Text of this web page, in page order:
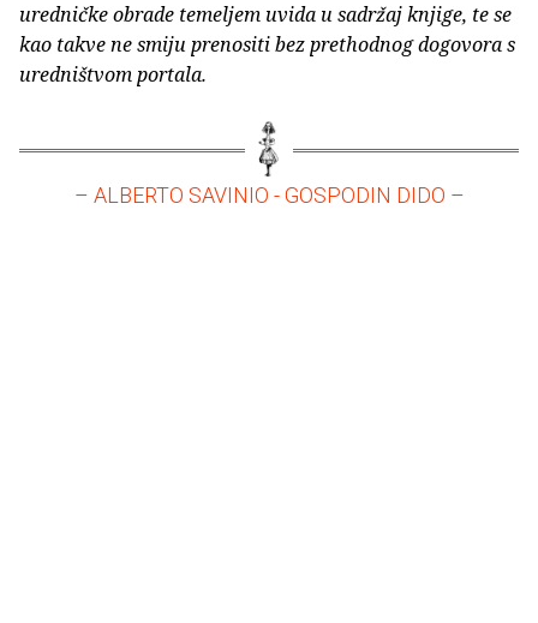
uredničke obrade temeljem uvida u sadržaj knjige, te se
kao takve ne smiju prenositi bez prethodnog dogovora s
uredništvom portala.
– ALBERTO SAVINIO - GOSPODIN DIDO –